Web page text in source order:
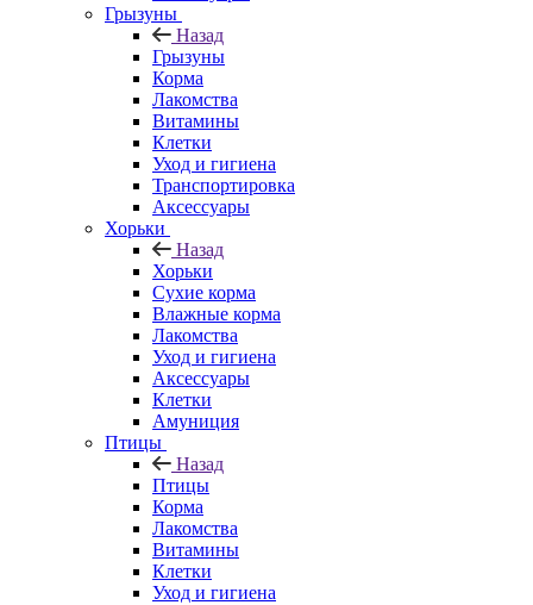
Грызуны
Назад
Грызуны
Корма
Лакомства
Витамины
Клетки
Уход и гигиена
Транспортировка
Аксессуары
Хорьки
Назад
Хорьки
Сухие корма
Влажные корма
Лакомства
Уход и гигиена
Аксессуары
Клетки
Амуниция
Птицы
Назад
Птицы
Корма
Лакомства
Витамины
Клетки
Уход и гигиена